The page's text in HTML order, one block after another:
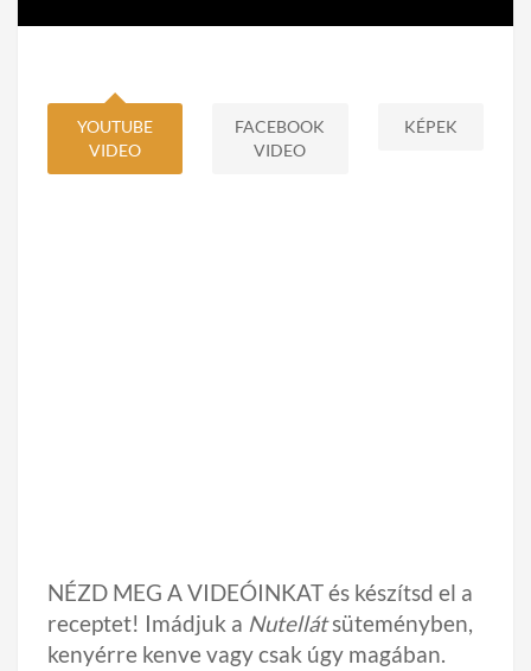
YOUTUBE
VIDEO
FACEBOOK
VIDEO
KÉPEK
NÉZD MEG A VIDEÓINKAT és készítsd el a
receptet! Imádjuk a Nutellátsüteményben,
kenyérre kenve vagy csak úgy magában.